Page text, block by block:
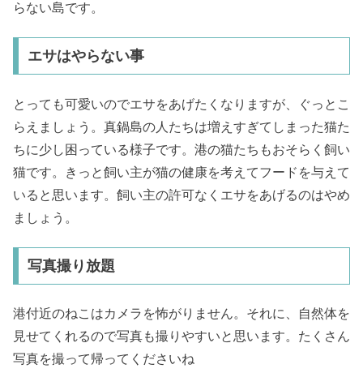
らない島です。
エサはやらない事
とっても可愛いのでエサをあげたくなりますが、ぐっとこ
らえましょう。真鍋島の人たちは増えすぎてしまった猫た
ちに少し困っている様子です。港の猫たちもおそらく飼い
猫です。きっと飼い主が猫の健康を考えてフードを与えて
いると思います。飼い主の許可なくエサをあげるのはやめ
ましょう。
写真撮り放題
港付近のねこはカメラを怖がりません。それに、自然体を
見せてくれるので写真も撮りやすいと思います。たくさん
写真を撮って帰ってくださいね